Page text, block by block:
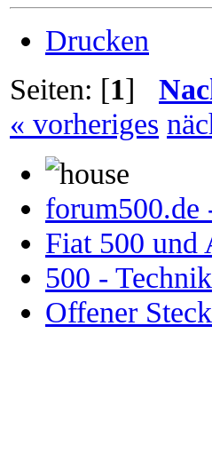
Drucken
Seiten: [1]
« vorheriges
forum500.de
Fiat 500 und
500 - Technik
Offener